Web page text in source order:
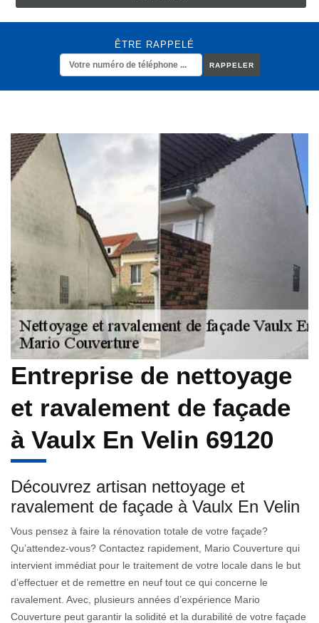
ÊTRE RAPPELÉ
Entreprise de nettoyage
et ravalement de façade
à Vaulx En Velin 69120
Découvrez artisan nettoyage et
ravalement de façade à Vaulx En Velin
Vous pensez à faire la rénovation totale de votre façade?
Qu’attendez-vous? Contactez rapidement, Mario Couverture qui
intervient immédiat pour le traitement de votre locale dans le but
d’effectuer et de remettre en neuf tout ce qui concerne le
ravalement. Avec, plusieurs années d’expérience Mario
Couverture peut garantir la solidité et la durabilité de votre façade